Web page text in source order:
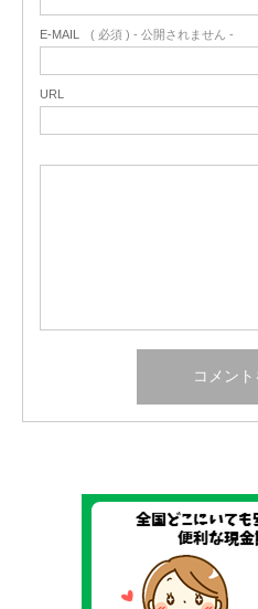
E-MAIL ( 必須 ) - 公開されません -
URL